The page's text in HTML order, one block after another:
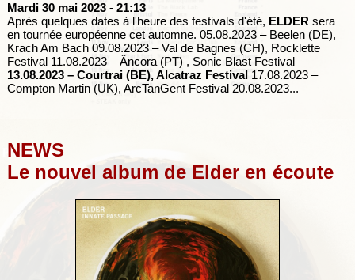
Mardi 30 mai 2023 - 21:13
Après quelques dates à l'heure des festivals d'été, ELDER sera
en tournée européenne cet automne. 05.08.2023 – Beelen (DE),
Krach Am Bach 09.08.2023 – Val de Bagnes (CH), Rocklette
Festival 11.08.2023 – Âncora (PT) , Sonic Blast Festival
13.08.2023 – Courtrai (BE), Alcatraz Festival17.08.2023 –
Compton Martin (UK), ArcTanGent Festival 20.08.2023...
NEWS
Le nouvel album de Elder en écoute